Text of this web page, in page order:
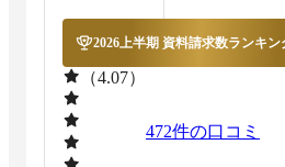
2026上半期 資料請求数ランキン
（4.07）
472件の口コミ